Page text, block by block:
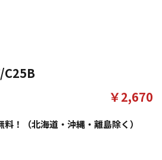
C25B
！（北海道・沖縄・離島除く）
￥2,670